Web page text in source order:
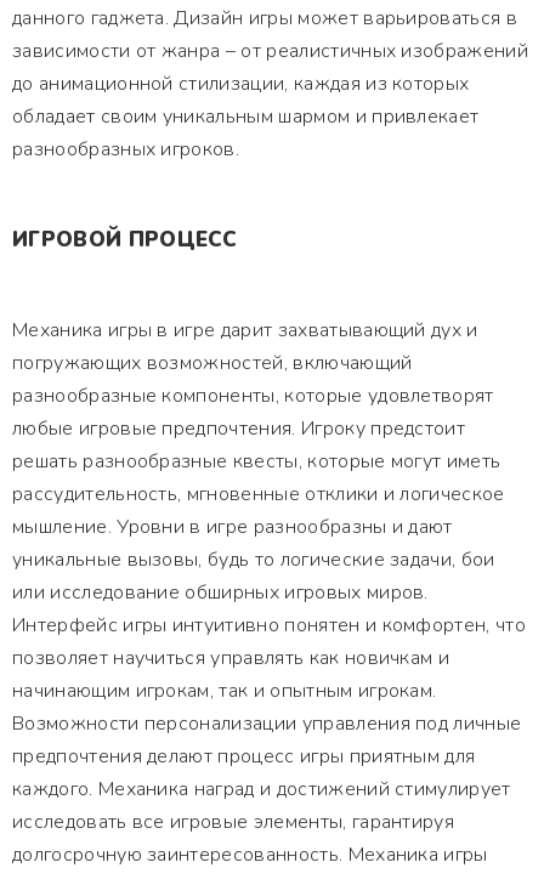
данного гаджета. Дизайн игры может варьироваться в
зависимости от жанра – от реалистичных изображений
до анимационной стилизации, каждая из которых
обладает своим уникальным шармом и привлекает
разнообразных игроков.
ИГРОВОЙ ПРОЦЕСС
Механика игры в игре дарит захватывающий дух и
погружающих возможностей, включающий
разнообразные компоненты, которые удовлетворят
любые игровые предпочтения. Игроку предстоит
решать разнообразные квесты, которые могут иметь
рассудительность, мгновенные отклики и логическое
мышление. Уровни в игре разнообразны и дают
уникальные вызовы, будь то логические задачи, бои
или исследование обширных игровых миров.
Интерфейс игры интуитивно понятен и комфортен, что
позволяет научиться управлять как новичкам и
начинающим игрокам, так и опытным игрокам.
Возможности персонализации управления под личные
предпочтения делают процесс игры приятным для
каждого. Механика наград и достижений стимулирует
исследовать все игровые элементы, гарантируя
долгосрочную заинтересованность. Механика игры